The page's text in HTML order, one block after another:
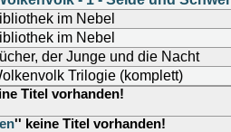
im Nebel
im Nebel
der Junge und die Nacht
Trilogie (komplett)
Titel vorhanden!
'' keine Titel vorhanden!